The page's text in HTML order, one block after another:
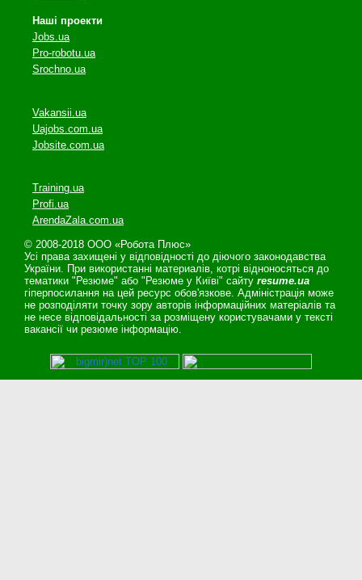
Наші проекти
Jobs.ua
Pro-robotu.ua
Srochno.ua
Vakansii.ua
Uajobs.com.ua
Jobsite.com.ua
Training.ua
Profi.ua
ArendaZala.com.ua
© 2008-2018 ООО «Робота Плюс»
Усі права захищені у відповідності до діючого законодавства
України. При використанні материалів, котрі відноносяться до
тематики "Резюме" або "Резюме у Київі" сайту resume.ua
гіперпосилання на цей ресурс обов'язкове. Адміністрація може
не розподіляти точку зору авторів інформаційних матеріалів та
не несе відповідальності за розміщену користувачами у тексті
вакансії чи резюме інформацію.